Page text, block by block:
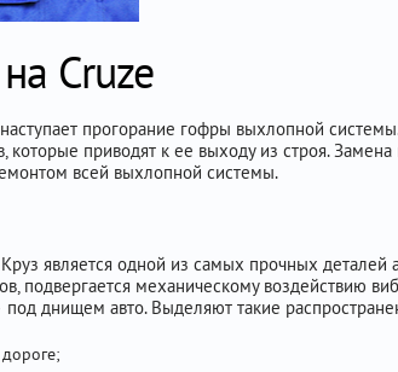
Cruze
прогорание гофры выхлопной
которые приводят к ее выходу из строя.
всей выхлопной системы.
является одной из самых прочных деталей
подвергается механическому воздействию
под днищем авто. Выделяют такие